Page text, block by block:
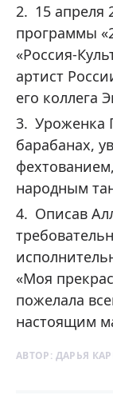
15 апреля
программы
«Россия-
артист
его коллега
Уроженка
барабанах,
народным
Описав
«Моя
пожелала
настоящим
АВТОР: ДАРЬЯ